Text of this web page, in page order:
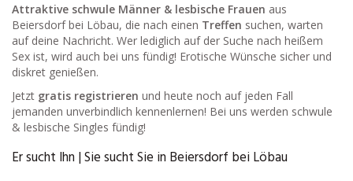
Attraktive schwule Männer & lesbische Frauen aus
Beiersdorf bei Löbau, die nach einen Treffen suchen, warten
auf deine Nachricht. Wer lediglich auf der Suche nach heißem
Sex ist, wird auch bei uns fündig! Erotische Wünsche sicher und
diskret genießen.
Jetzt gratis registrieren und heute noch auf jeden Fall
jemanden unverbindlich kennenlernen! Bei uns werden schwule
& lesbische Singles fündig!
Er sucht Ihn | Sie sucht Sie in Beiersdorf bei Löbau